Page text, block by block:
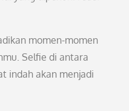
momen-momen
Selfie di antara
indah akan menjadi